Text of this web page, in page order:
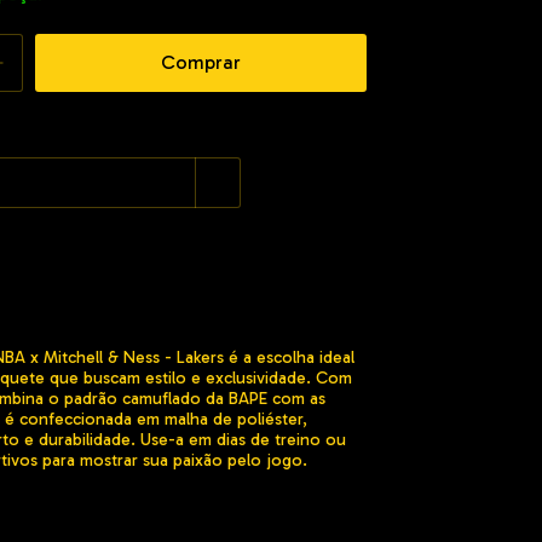
x Mitchell & Ness - Lakers é a escolha ideal
que buscam estilo e exclusividade. Com
o padrão camuflado da BAPE com as
confeccionada em malha de poliéster,
e durabilidade. Use-a em dias de treino ou
para mostrar sua paixão pelo jogo.